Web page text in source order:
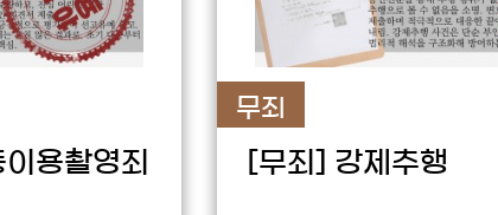
용촬영죄
무죄
[무죄] 강제추행